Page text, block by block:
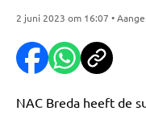
2 juni 2023 om 16:07 •
NAC Breda heeft de